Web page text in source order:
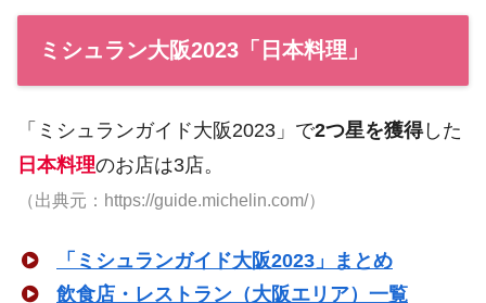
ミシュラン大阪2023「日本料理」
「ミシュランガイド大阪2023」で2つ星を獲得した
日本料理のお店は3店。
（出典元：https://guide.michelin.com/）
「ミシュランガイド大阪2023」まとめ
飲食店・レストラン（大阪エリア）一覧